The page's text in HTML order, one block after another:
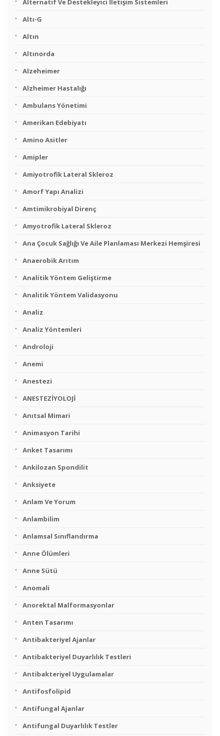
Alternatif Ve Destekleyici İletişim Sistemleri
Altı-G
Altın
Altınorda
Alzeheimer
Alzheimer Hastalığı
Ambulans Yönetimi
Amerikan Edebiyatı
Amino Asitler
Amipler
Amiyotrofik Lateral Skleroz
Amorf Yapı Analizi
Amtimikrobiyal Direnç
Amyotrofik Lateral Skleroz
Ana Çocuk Sağlığı Ve Aile Planlaması Merkezi Hemşiresi
Anaerobik Arıtım
Analitik Yöntem Geliştirme
Analitik Yöntem Validasyonu
Analiz
Analiz Yöntemleri
Androloji
Anemi
Anestezi
ANESTEZİYOLOJİ
Anıtsal Mimari
Animasyon Tarihi
Anket Tasarımı
Ankilozan Spondilit
Anksiyete
Anlam Ve Yorum
Anlambilim
Anlamsal Sınıflandırma
Anne Ölümleri
Anne Sütü
Anomali
Anorektal Malformasyonlar
Anten Tasarımı
Antibakteriyel Ajanlar
Antibakteriyel Duyarlılık Testleri
Antibakteriyel Uygulamalar
Antifosfolipid
Antifungal Ajanlar
Antifungal Duyarlılık Testler